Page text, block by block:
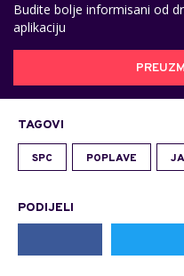
Budite bolje informisani od
aplikaciju
TAGOVI
SPC POPLAVE
PODIJELI